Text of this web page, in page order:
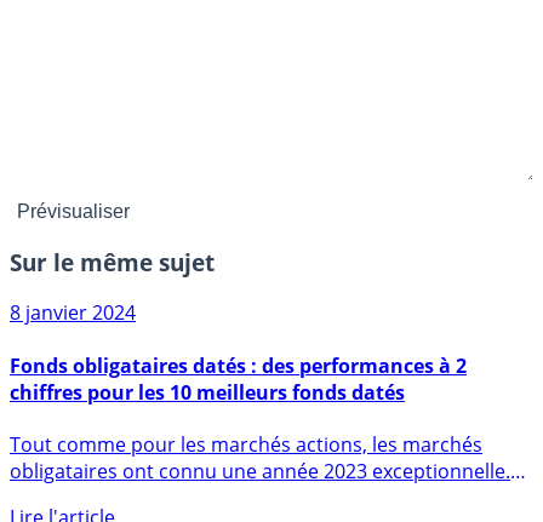
Sur le même sujet
8 janvier 2024
Fonds obligataires datés : des performances à 2
chiffres pour les 10 meilleurs fonds datés